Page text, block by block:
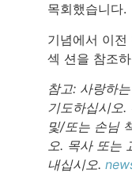
목회했습니다.
기념에서 이전
섹 션을 참조
참고: 사랑하
기도하십시오
및/또는 손님
오. 목사 또는
내십시오.